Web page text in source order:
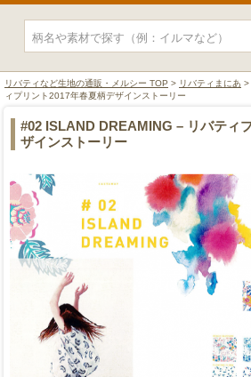
リバティなど生地の通販・メルシー TOP > リバティまにあ >
ィプリント2017年春夏柄デザインストーリー
#02 ISLAND DREAMING – リバティ
ザインストーリー